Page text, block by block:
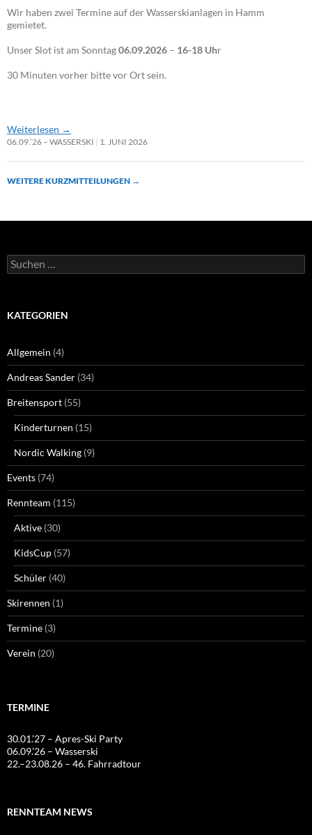
Wir haben zwei Termine auf der Wasserskianlagen in Hamm
gemietet.
Unser Slot ist am Sonntag06.09.2026 – 16-18 Uhr
30 Minuten vorher bitte vor Ort sein.
Weiterlesen →
06.09.’26 – WASSERSKI 1. JUNI 2026
WEITERE KURZMITTEILUNGEN →
Suchen
nach:
KATEGORIEN
Allgemein (4)
Andreas Sander (34)
Breitensport (55)
Kinderturnen (15)
Nordic Walking (9)
Events (74)
Rennteam (115)
Aktive (30)
KidsCup (57)
Schüler (40)
Skirennen (1)
Termine (3)
Verein (20)
TERMINE
30.01.’27 – Apres-Ski Party
06.09.’26 – Wasserski
22.–23.08.26 – 46. Fahrradtour
RENNTEAM NEWS